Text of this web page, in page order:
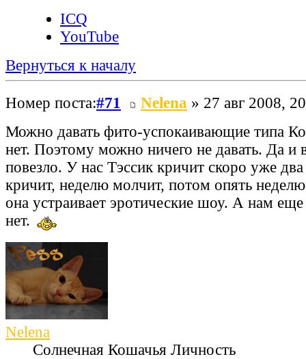
ICQ
YouTube
Вернуться к началу
Номер поста:#71 Nelena » 27 авг 2008,
Можно давать фито-успокаивающие типа
нет. Поэтому можно ничего не давать. Да
повезло. У нас Тэссик кричит скоро уже
кричит, неделю молчит, потом опять
она устраивает эротические шоу. А нам
нет.
Nelena
Солнечная Кошачья Личность